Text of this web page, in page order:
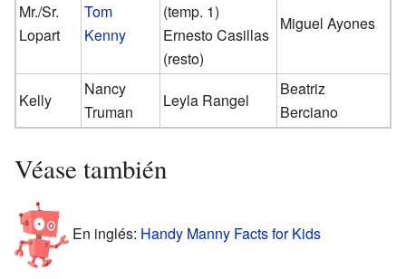
Mr./Sr.
Lopart
Tom
Kenny
(temp. 1)
Ernesto Casillas
(resto)
Miguel Ayones
Kelly
Nancy
Truman
Leyla Rangel
Beatriz
Berciano
Véase también
En inglés: Handy Manny Facts for Kids